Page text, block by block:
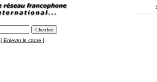
[ Enlever le cadre ]